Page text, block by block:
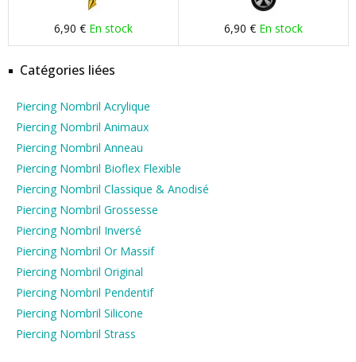
6,90 € En stock 6,90 € En stock
Catégories liées
Piercing Nombril Acrylique
Piercing Nombril Animaux
Piercing Nombril Anneau
Piercing Nombril Bioflex Flexible
Piercing Nombril Classique & Anodisé
Piercing Nombril Grossesse
Piercing Nombril Inversé
Piercing Nombril Or Massif
Piercing Nombril Original
Piercing Nombril Pendentif
Piercing Nombril Silicone
Piercing Nombril Strass